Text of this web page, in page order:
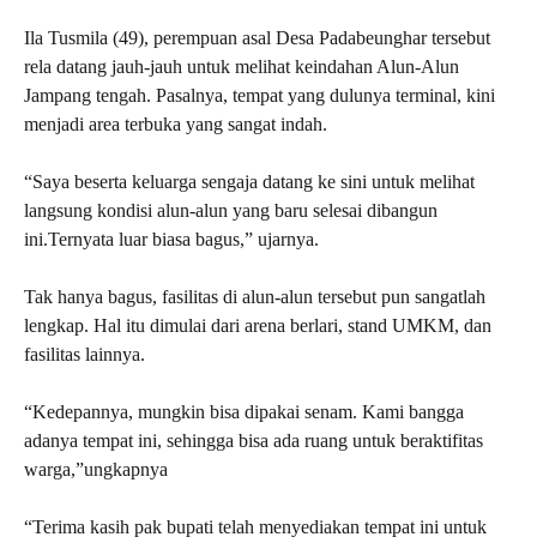
Ila Tusmila (49), perempuan asal Desa Padabeunghar tersebut
rela datang jauh-jauh untuk melihat keindahan Alun-Alun
Jampang tengah. Pasalnya, tempat yang dulunya terminal, kini
menjadi area terbuka yang sangat indah.
“Saya beserta keluarga sengaja datang ke sini untuk melihat
langsung kondisi alun-alun yang baru selesai dibangun
ini.Ternyata luar biasa bagus,” ujarnya.
Tak hanya bagus, fasilitas di alun-alun tersebut pun sangatlah
lengkap. Hal itu dimulai dari arena berlari, stand UMKM, dan
fasilitas lainnya.
“Kedepannya, mungkin bisa dipakai senam. Kami bangga
adanya tempat ini, sehingga bisa ada ruang untuk beraktifitas
warga,”ungkapnya
“Terima kasih pak bupati telah menyediakan tempat ini untuk